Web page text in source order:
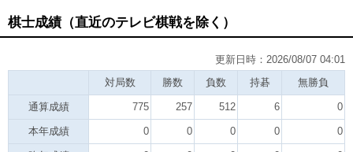
棋士成績（直近のテレビ棋戦を除く）
更新日時：2026/08/07 04:01
対局数
勝数 負数 持碁 無勝負
通算成績 775 257 512 6 0
本年成績 0 0 0 0 0